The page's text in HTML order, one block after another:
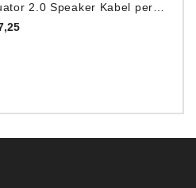
Equator 2.0 Speaker Kabel per meter
Prijs